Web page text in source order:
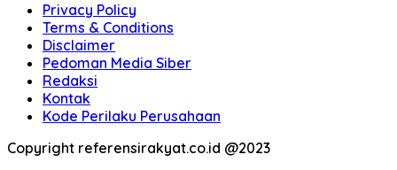
Privacy Policy
Terms & Conditions
Disclaimer
Pedoman Media Siber
Redaksi
Kontak
Kode Perilaku Perusahaan
Copyright referensirakyat.co.id @2023